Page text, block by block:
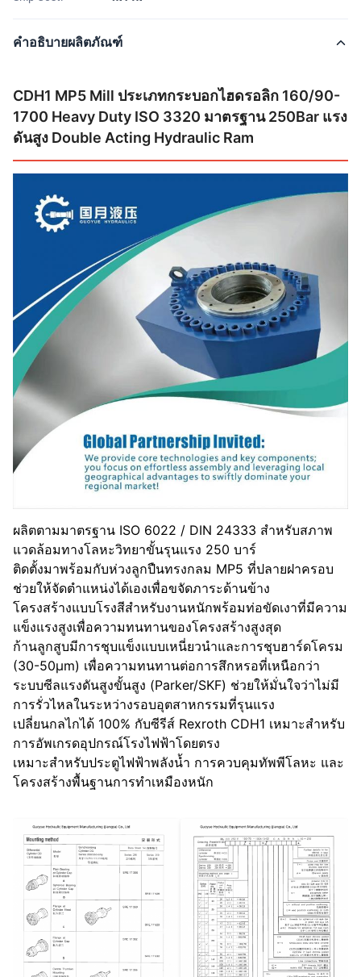
คำอธิบายผลิตภัณฑ์
CDH1 MP5 Mill ประเภทกระบอกไฮดรอลิก 160/90-
1700 Heavy Duty ISO 3320 มาตรฐาน 250Bar แรง
ดันสูง Double Acting Hydraulic Ram
ผลิตตามมาตรฐาน ISO 6022 / DIN 24333 สำหรับสภาพ
แวดล้อมทางโลหะวิทยาขั้นรุนแรง 250 บาร์
ติดตั้งมาพร้อมกับห่วงลูกปืนทรงกลม MP5 ที่ปลายฝาครอบ
ช่วยให้จัดตำแหน่งได้เองเพื่อขจัดภาระด้านข้าง
โครงสร้างแบบโรงสีสำหรับงานหนักพร้อมท่อขัดเงาที่มีความ
แข็งแรงสูงเพื่อความทนทานของโครงสร้างสูงสุด
ก้านลูกสูบมีการชุบแข็งแบบเหนี่ยวนำและการชุบฮาร์ดโครม
(30-50μm) เพื่อความทนทานต่อการสึกหรอที่เหนือกว่า
ระบบซีลแรงดันสูงขั้นสูง (Parker/SKF) ช่วยให้มั่นใจว่าไม่มี
การรั่วไหลในระหว่างรอบอุตสาหกรรมที่รุนแรง
เปลี่ยนกลไกได้ 100% กับซีรีส์ Rexroth CDH1 เหมาะสำหรับ
การอัพเกรดอุปกรณ์โรงไฟฟ้าโดยตรง
เหมาะสำหรับประตูไฟฟ้าพลังน้ำ การควบคุมทัพพีโลหะ และ
โครงสร้างพื้นฐานการทำเหมืองหนัก